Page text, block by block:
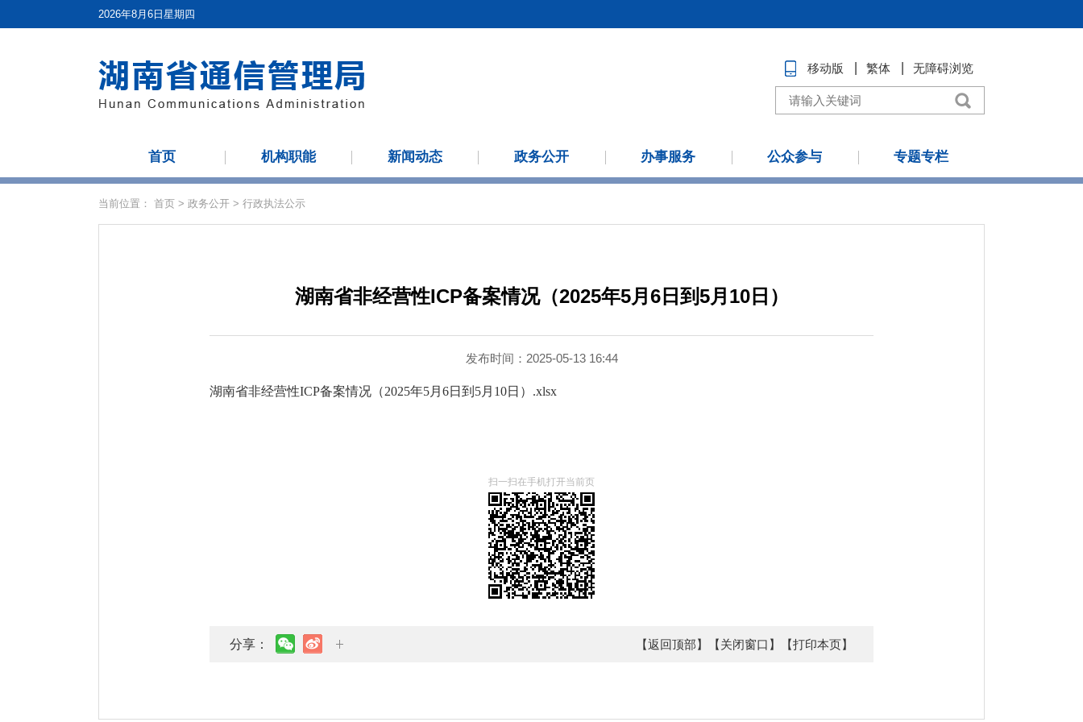
2026年8月6日星期四
移动版 繁体 无障碍浏览
首页 机构职能 新闻动态 政务公开 办事服务 公众参与 专题专栏
当前位置： 首页 > 政务公开 > 行政执法公示
湖南省非经营性ICP备案情况（2025年5月6日到5月10日）
发布时间：2025-05-13 16:44
湖南省非经营性ICP备案情况（2025年5月6日到5月10日）.xlsx
扫一扫在手机打开当前页
分享： 【返回顶部】 【关闭窗口】 【打印本页】